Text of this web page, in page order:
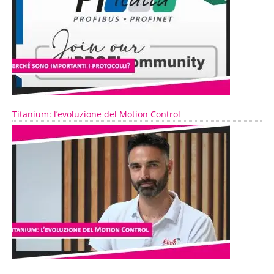
Titanium: l’evoluzione del Motion Control